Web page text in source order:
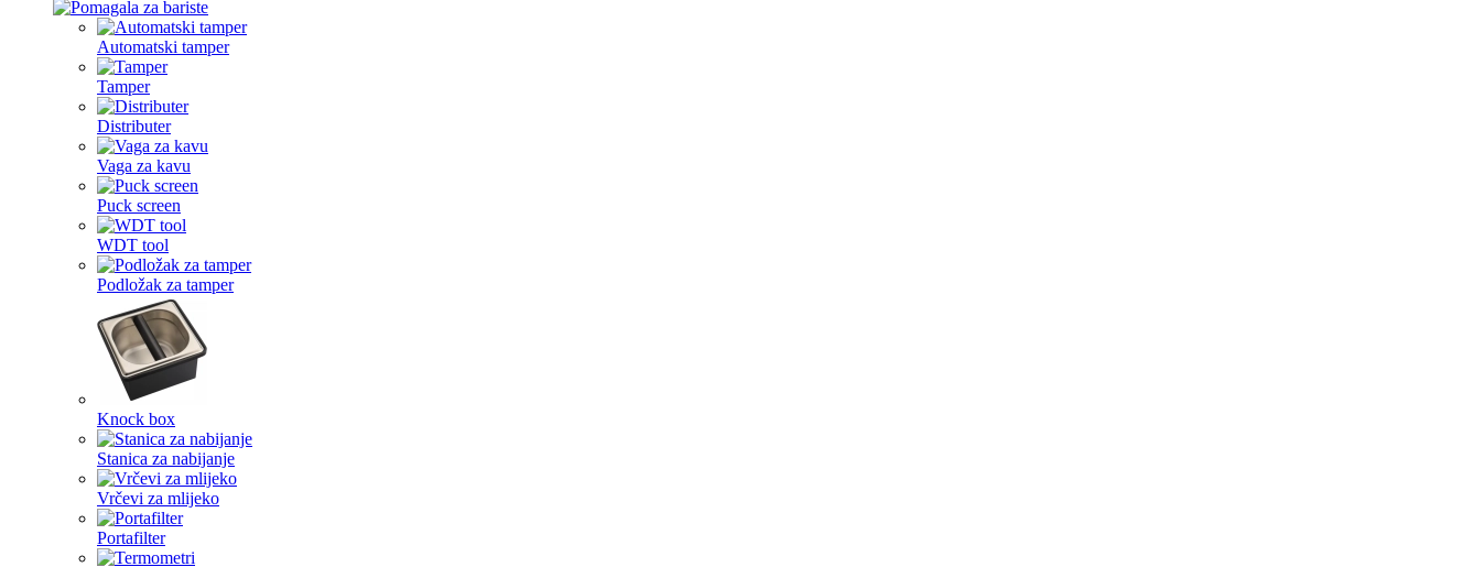
Automatski tamper
Tamper
Distributer
Vaga za kavu
Puck screen
WDT tool
Podložak za tamper
Knock box
Stanica za nabijanje
Vrčevi za mlijeko
Portafilter